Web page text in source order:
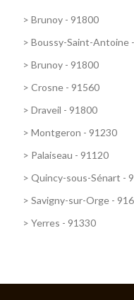
> Brunoy - 91800
> Boussy-Saint-Antoine
> Brunoy - 91800
> Crosne - 91560
> Draveil - 91800
> Montgeron - 91230
> Palaiseau - 91120
> Quincy-sous-Sénart -
> Savigny-sur-Orge -
> Yerres - 91330